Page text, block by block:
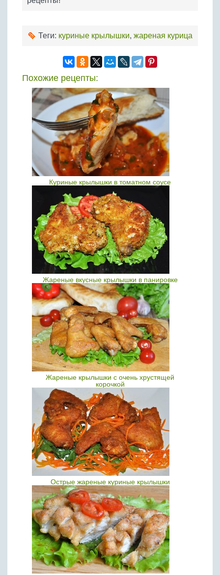
Теги: куриные крылышки, жареная курица
Похожие рецепты:
Куриные крылышки в томатном соусе
Жареные вкусные крылышки в панировке
Жареные крылышки с очень хрустящей
корочкой
Острые жареные куриные крылышки